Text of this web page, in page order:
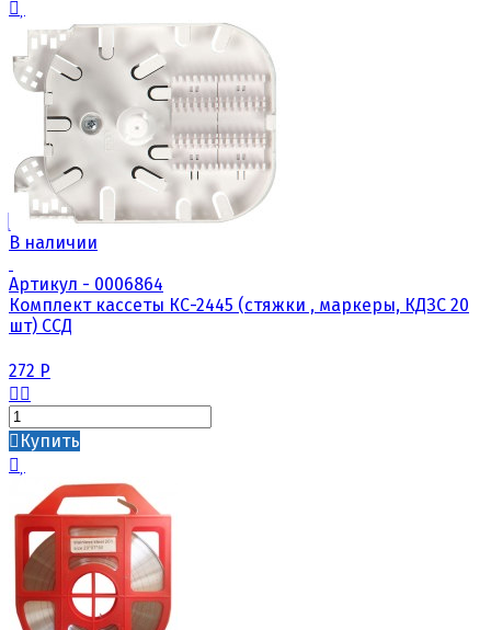
В наличии
Артикул - 0006864
Комплект кассеты КС-2445 (стяжки , маркеры, КДЗС 20
шт) ССД
272 Р
Купить